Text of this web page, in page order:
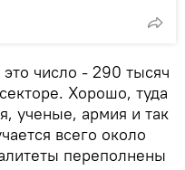
это число - 290 тысяч
Хорошо, туда
ученые, армия и так
всего около
переполнены